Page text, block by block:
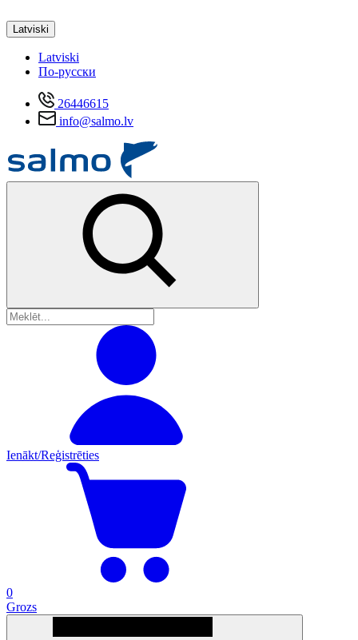
Latviski
Latviski
По-русски
26446615
info@salmo.lv
Ienākt/Reģistrēties
0
Grozs